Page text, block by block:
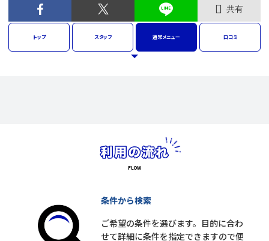
共有
トップ スタッフ 通常メニュー 口コミ
条件から検索
ご希望の条件を選びます。目的に合わ
せて詳細に条件を指定できますので便